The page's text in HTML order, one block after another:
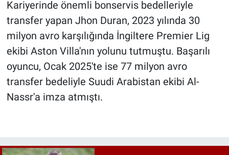
Kariyerinde önemli bonservis bedelleriyle
transfer yapan Jhon Duran, 2023 yılında 30
milyon avro karşılığında İngiltere Premier Lig
ekibi Aston Villa'nın yolunu tutmuştu. Başarılı
oyuncu, Ocak 2025'te ise 77 milyon avro
transfer bedeliyle Suudi Arabistan ekibi Al-
Nassr'a imza atmıştı.